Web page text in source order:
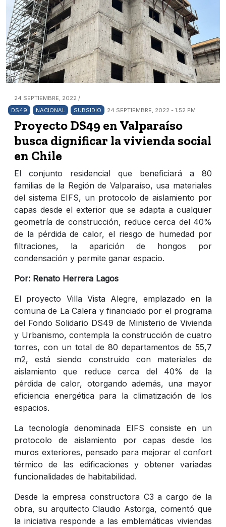
24 SEPTIEMBRE, 2022 /
DS49
NACIONAL SUBSIDIO 24 SEPTIEMBRE, 2022 - 1:52 PM
Proyecto DS49 en Valparaíso
busca dignificar la vivienda social
en Chile
El conjunto residencial que beneficiará a 80
familias de la Región de Valparaíso, usa materiales
del sistema EIFS, un protocolo de aislamiento por
capas desde el exterior que se adapta a cualquier
geometría de construcción, reduce cerca del 40%
de la pérdida de calor, el riesgo de humedad por
filtraciones, la aparición de hongos por
condensación y permite ganar espacio.
Por: Renato Herrera Lagos
El proyecto Villa Vista Alegre, emplazado en la
comuna de La Calera y financiado por el programa
del Fondo Solidario DS49 de Ministerio de Vivienda
y Urbanismo, contempla la construcción de cuatro
torres, con un total de 80 departamentos de 55,7
m2, está siendo construido con materiales de
aislamiento que reduce cerca del 40% de la
pérdida de calor, otorgando además, una mayor
eficiencia energética para la climatización de los
espacios.
La tecnología denominada EIFS consiste en un
protocolo de aislamiento por capas desde los
muros exteriores, pensado para mejorar el confort
térmico de las edificaciones y obtener variadas
funcionalidades de habitabilidad.
Desde la empresa constructora C3 a cargo de la
obra, su arquitecto Claudio Astorga, comentó que
la iniciativa responde a las emblemáticas viviendas